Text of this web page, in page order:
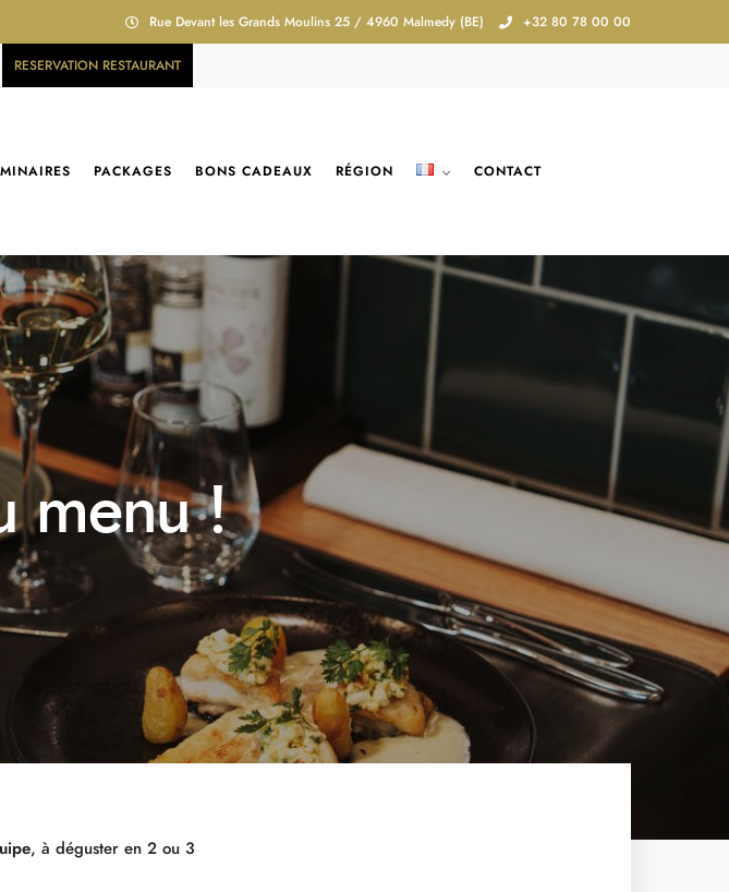
Rue Devant les Grands Moulins 25 / 4960 Malmedy (BE) +32 80 78 00 00
RESERVATION RESTAURANT
PACKAGES BONS CADEAUX RÉGION CONTACT
menu !
, à déguster en 2 ou 3